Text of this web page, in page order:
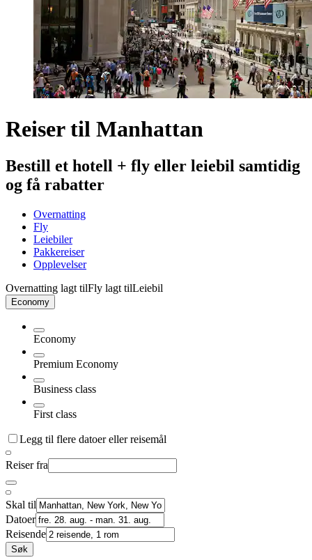
Reiser til Manhattan
Bestill et hotell + fly eller leiebil samtidig
og få rabatter
Overnatting
Fly
Leiebiler
Pakkereiser
Opplevelser
Overnatting lagt tilFly lagt tilLeiebil
Economy
Economy
Premium Economy
Business class
First class
Legg til flere datoer eller reisemål
Reiser fra
Skal til
Datoer
Reisende
Søk